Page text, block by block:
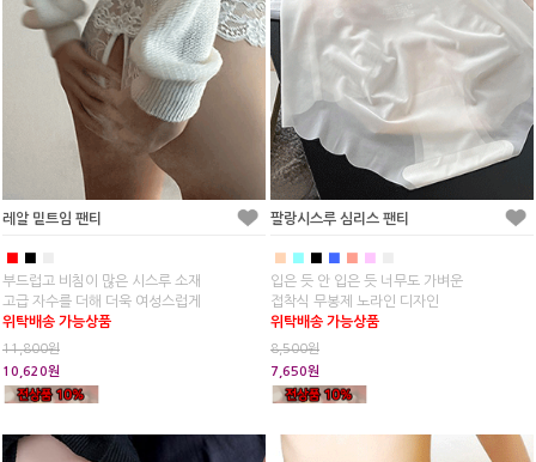
레알 밑트임 팬티
■ ■
부드럽고 비침이 많은 시스루 소재
고급 자수를 더해 더욱 여성스럽게
위탁배송 가능상품
11,800원
10,620원
팔랑시스루 심리스 팬티
■ ■
입은 듯 안 입은 듯 너무도 가벼운
접착식 무봉제 노라인 디자인
위탁배송 가능상품
8,500원
7,650원